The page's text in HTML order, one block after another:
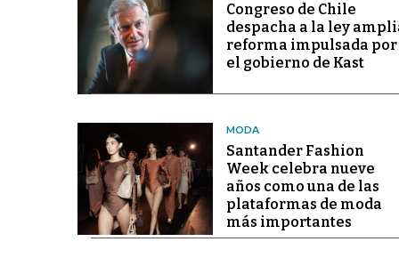
Congreso de Chile
despacha a la ley
reforma impulsada por
el gobierno de Kast
MODA
Santander Fashion
Week celebra nueve
años como una de las
plataformas de moda
más importantes